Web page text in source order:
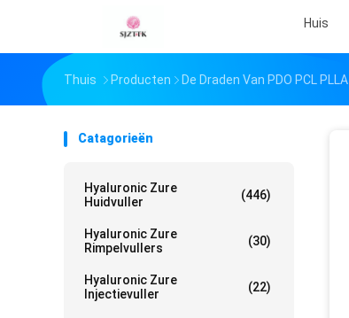
Huis
Thuis Producten De Draden Van PDO PCL PLLA
Catagorieën
Hyaluronic Zure
Huidvuller
(446)
Hyaluronic Zure
Rimpelvullers
(30)
Hyaluronic Zure
Injectievuller
(22)